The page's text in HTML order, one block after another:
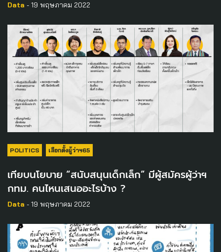
Data - 19 พฤษภาคม 2022
POLITICS เลือกตั้งผู้ว่าฯ65
เทียบนโยบาย “สนับสนุนเด็กเล็ก” มีผู้สมัครผู้ว่าฯ
กทม. คนไหนเสนออะไรบ้าง ?
Data - 19 พฤษภาคม 2022